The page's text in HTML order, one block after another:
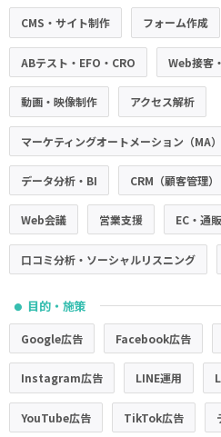
CMS・サイト制作 フォーム作成
ABテスト・EFO・CRO Web接客
動画・映像制作 アクセス解析
マーケティングオートメーション（MA）
データ分析・BI CRM（顧客管理）
Web会議 営業支援 EC・通
口コミ分析・ソーシャルリスニング
● 目的・施策
Google広告 Facebook広告
Instagram広告 LINE運用
YouTube広告 TikTok広告